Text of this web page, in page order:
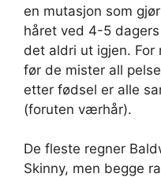
en mutasjon som
håret ved 4-5
det aldri ut igjen.
før de mister all
etter fødsel er alle
(foruten værhår).
De fleste regner
Skinny, men begge